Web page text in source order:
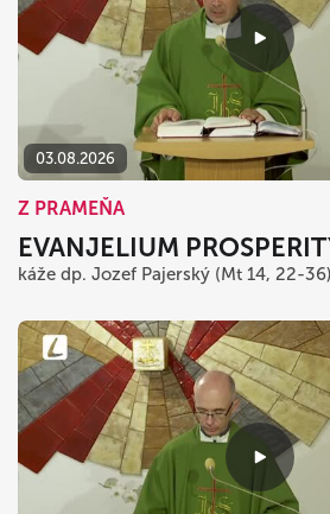
03.08.2026
Z PRAMEŇA
EVANJELIUM
káže dp. Jozef Pajerský (Mt 14, 22-36)